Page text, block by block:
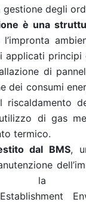
degli
è una
l’impronta
applicati principi
di
dei consumi
riscaldamento
di gas
termico.
dal BMS,
la